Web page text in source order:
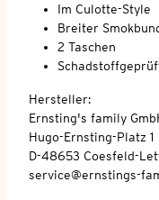
Im Culotte-Style
Breiter
2 Taschen
Hersteller:
Ernsting's family
Hugo-Ernsting-Platz 1
D-48653 Coesfeld-
service@ernstings-